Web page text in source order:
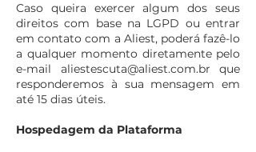
Caso queira exercer algum dos seus
direitos com base na LGPD ou entrar
em contato com a Aliest, poderá fazê-lo
a qualquer momento diretamente pelo
e-mail aliestescuta@aliest.com.br que
responderemos à sua mensagem em
até 15 dias úteis.
Hospedagem da Plataforma